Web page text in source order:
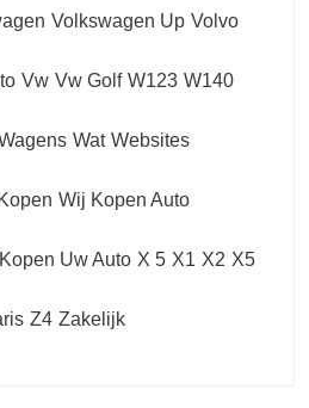
Volkswagen Up Volvo
Vw Vw Golf W123 W140
Wat Websites
Wij Kopen Auto
Uw Auto X 5 X1 X2 X5
Z4 Zakelijk